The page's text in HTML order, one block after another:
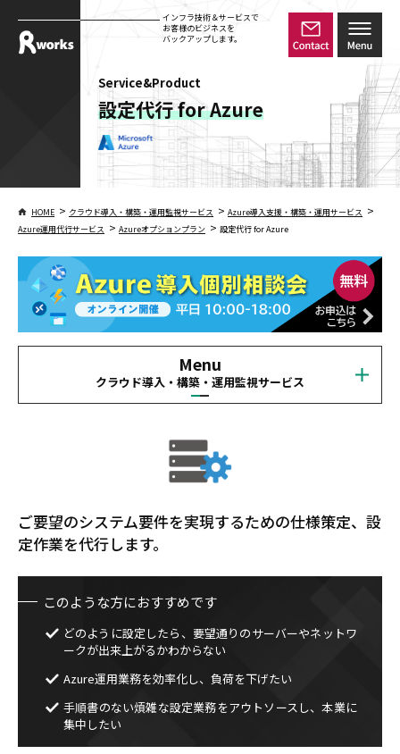
インフラ技術＆サービスで
お客様のビジネスを
バックアップします。
Service&Product
設定代行 for Azure
HOME > クラウド導入・構築・運用監視サービス > Azure導入支援・構築・運用サービス >
Azure運用代行サービス > Azureオプションプラン > 設定代行 for Azure
Menu
クラウド導入・構築・運用監視サービス
ご要望のシステム要件を実現するための仕様策定、設
定作業を代行します。
このような方におすすめです
どのように設定したら、要望通りのサーバーやネットワ
ークが出来上がるかわからない
Azure運用業務を効率化し、負荷を下げたい
手順書のない煩雑な設定業務をアウトソースし、本業に
集中したい